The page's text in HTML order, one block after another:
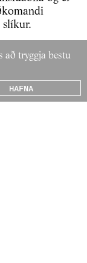
og
í
á prenti
nemanda
með
tryggja bestu
HAFNA